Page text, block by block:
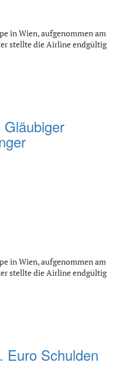
in Wien, aufgenommen am
stellte die Airline endgültig
in Wien, aufgenommen am
stellte die Airline endgültig
Euro Schulden